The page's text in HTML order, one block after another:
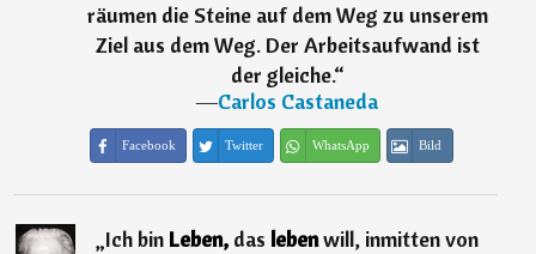
räumen die Steine auf dem Weg zu unserem
Ziel aus dem Weg. Der Arbeitsaufwand ist
der gleiche.“
―Carlos Castaneda
Facebook Twitter WhatsApp Bild
„Ich bin Leben, das lebenwill, inmitten von